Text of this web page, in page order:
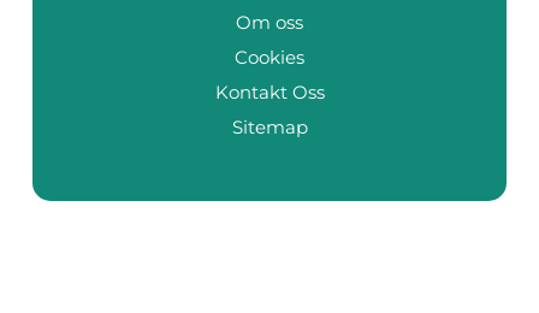
Om oss
Cookies
Kontakt Oss
Sitemap